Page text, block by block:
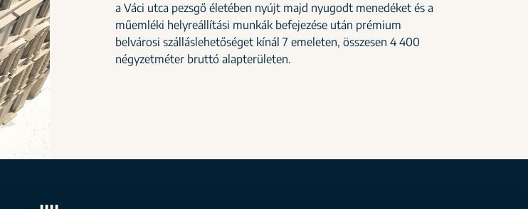
a Váci utca pezsgő életében nyújt majd nyugodt menedéket és a
műemléki helyreállítási munkák befejezése után prémium
belvárosi szálláslehetőséget kínál 7 emeleten, összesen 4 400
négyzetméter bruttó alapterületen.